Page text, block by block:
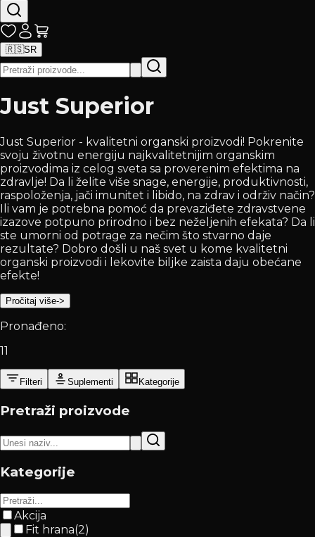
🇷🇸SR
Just Superior
Just Superior - kvalitetni organski proizvodi! Pokrenite
svoju životnu energiju najkvalitetnijim organskim
proizvodima iz celog sveta sa proverenim efektima na
zdravlje! Da li želite više snage, energije, produktivnosti,
raspoloženja, jači imunitet i libido, na zdrav i održiv način?
Ili vam je potrebna pomoć da prevaziđete zdravstvene
izazove potpuno prirodno i bez neželjenih efekata? Da li
ste umorni od potrage za nečim što stvarno daje
rezultate? Dobro došli u naš svet u kome kvalitetni
organski proizvodi i lekovite biljke zaista daju obećane
efekte!
Pročitaj više->
Pronađeno:
11
Filteri Suplementi Kategorije
Pretraži proizvode
Kategorije
Akcija
Fit hrana(2)